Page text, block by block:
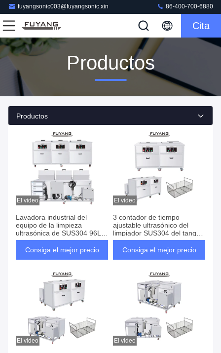
fuyangsonic003@fuyangsonic.xin 86-400-700-6880
Cita
Productos
Productos
El video
Lavadora industrial del
equipo de la limpieza
ultrasónica de SUS304 96L
con el enjuague/filtro-
secador
Consiga el mejor precio
El video
3 contador de tiempo
ajustable ultrasónico del
limpiador SUS304 del tanque
multi solvente de los tanques
Consiga el mejor precio
El video El video